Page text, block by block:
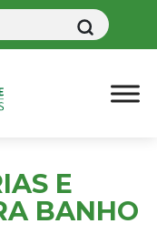
E
BANHO